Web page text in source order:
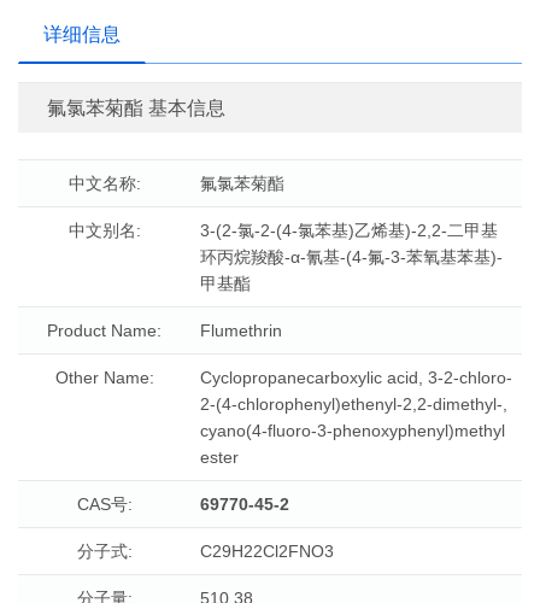
详细信息
氟氯苯菊酯 基本信息
中文名称: 氟氯苯菊酯
中文别名:
3-(2-氯-2-(4-氯苯基)乙烯基)-2,2-二甲基
环丙烷羧酸-α-氰基-(4-氟-3-苯氧基苯基)-
甲基酯
Product Name: Flumethrin
Other Name:
Cyclopropanecarboxylic acid, 3-2-chloro-
2-(4-chlorophenyl)ethenyl-2,2-dimethyl-,
cyano(4-fluoro-3-phenoxyphenyl)methyl
ester
CAS号: 69770-45-2
分子式: C29H22Cl2FNO3
分子量: 510.38